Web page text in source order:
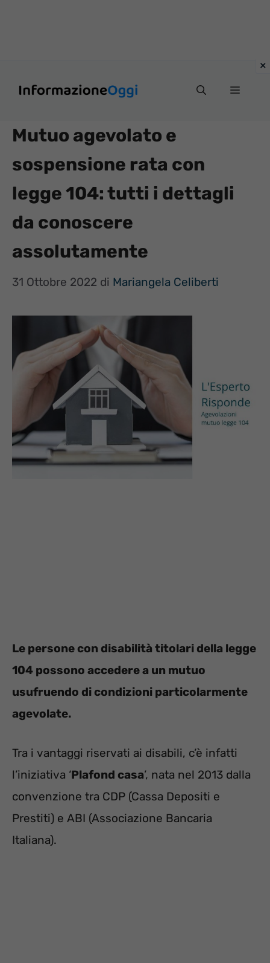
Menu
Mutuo agevolato e
sospensione rata con
legge 104: tutti i dettagli
da conoscere
assolutamente
31 Ottobre 2022 di Mariangela Celiberti
Le persone con disabilità titolari della legge
104 possono accedere a un mutuo
usufruendo di condizioni particolarmente
agevolate.
Tra i vantaggi riservati ai disabili, c’è infatti
l’iniziativa ‘Plafond casa’, nata nel 2013 dalla
convenzione tra CDP (Cassa Depositi e
Prestiti) e ABI (Associazione Bancaria
Italiana).